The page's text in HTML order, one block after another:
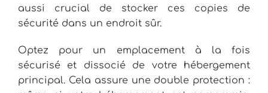
aussi crucial de stocker ces copies de
sécurité dans un endroit sûr.
Optez pour un emplacement à la fois
sécurisé et dissocié de votre hébergement
principal. Cela assure une double protection :